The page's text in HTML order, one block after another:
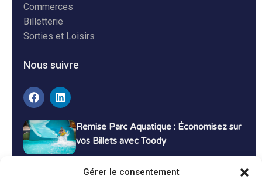
Gérer le consentement
Commerces
Billetterie
Sorties et Loisirs
Nous suivre
Remise Parc Aquatique : Économisez sur
vos Billets avec Toody